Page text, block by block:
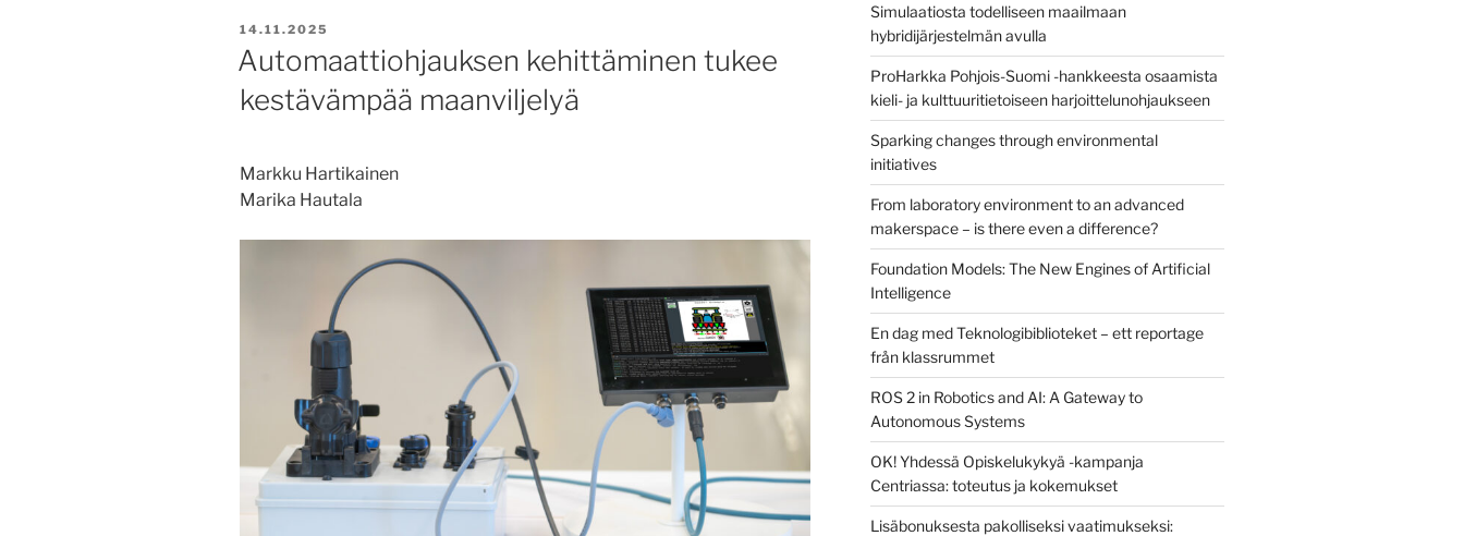
suunnatun
kyselyn
tuloksia”
JULKAISTU
14.11.2025
Automaattiohjauksen kehittäminen tukee
kestävämpää maanviljelyä
Markku Hartikainen
Marika Hautala
Simulaatiosta todelliseen maailmaan
hybridijärjestelmän avulla
ProHarkka Pohjois-Suomi -hankkeesta osaamista
kieli- ja kulttuuritietoiseen harjoittelunohjaukseen
Sparking changes through environmental
initiatives
From laboratory environment to an advanced
makerspace – is there even a difference?
Foundation Models: The New Engines of Artificial
Intelligence
En dag med Teknologibiblioteket – ett reportage
från klassrummet
ROS 2 in Robotics and AI: A Gateway to
Autonomous Systems
OK! Yhdessä Opiskelukykyä -kampanja
Centriassa: toteutus ja kokemukset
Lisäbonuksesta pakolliseksi vaatimukseksi: